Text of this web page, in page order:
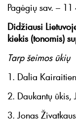
Pagėgių sav. –
Didžiausi
kiekis (tonomis)
Tarp šeimos ūkių
1. Dalia
2. Daukantų ūkis,
3. Jonas